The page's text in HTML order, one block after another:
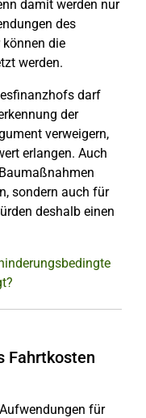
damit werden nur
des
die
werden.
darf
der
verweigern,
erlangen. Auch
sondern auch für
deshalb einen
Fahrtkosten
für